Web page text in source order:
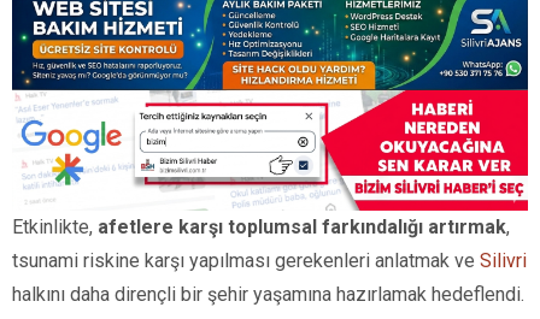
Etkinlikte, afetlere karşı toplumsal farkındalığı artırmak,
tsunami riskine karşı yapılması gerekenleri anlatmak ve Silivri
halkını daha dirençli bir şehir yaşamına hazırlamak hedeflendi.